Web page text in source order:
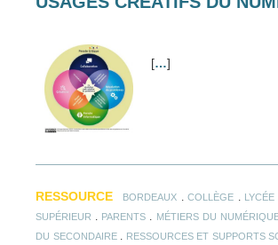
[…]
RESSOURCE BORDEAUX COLLÈGE LYCÉE
SUPÉRIEUR
PARENTS MÉTIERS DU
DU SECONDAIRE. RESSOURCES ET SUPPORTS